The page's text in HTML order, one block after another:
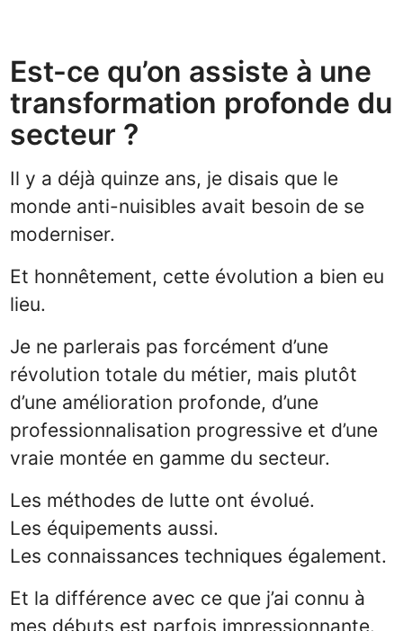
Est-ce qu’on assiste à une
transformation profonde du
secteur ?
Il y a déjà quinze ans, je disais que le
monde anti-nuisibles avait besoin de se
moderniser.
Et honnêtement, cette évolution a bien eu
lieu.
Je ne parlerais pas forcément d’une
révolution totale du métier, mais plutôt
d’une amélioration profonde, d’une
professionnalisation progressive et d’une
vraie montée en gamme du secteur.
Les méthodes de lutte ont évolué.
Les équipements aussi.
Les connaissances techniques également.
Et la différence avec ce que j’ai connu à
mes débuts est parfois impressionnante.